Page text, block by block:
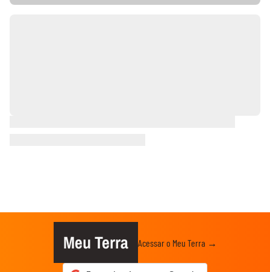
Meu Terra Acessar o Meu Terra →